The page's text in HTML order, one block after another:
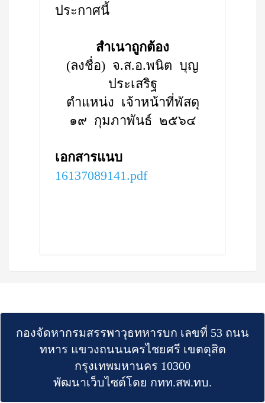
ประกาศนี้
สำเนาถูกต้อง
(ลงชื่อ) จ.ส.อ.พนิต บุญ
ประเสริฐ
ตำแหน่ง เจ้าหน้าที่พัสดุ
๑๙ กุมภาพันธ์ ๒๕๖๔
เอกสารแนบ
16137089141.pdf
กองจัดหากรมสรรพาวุธทหารบก เลขที่ 53 ถนน
ทหาร แขวงถนนนครไชยศรี เขตดุสิต
กรุงเทพมหานคร 10300
พัฒนาเว็บไซต์โดย กทท.สพ.ทบ.